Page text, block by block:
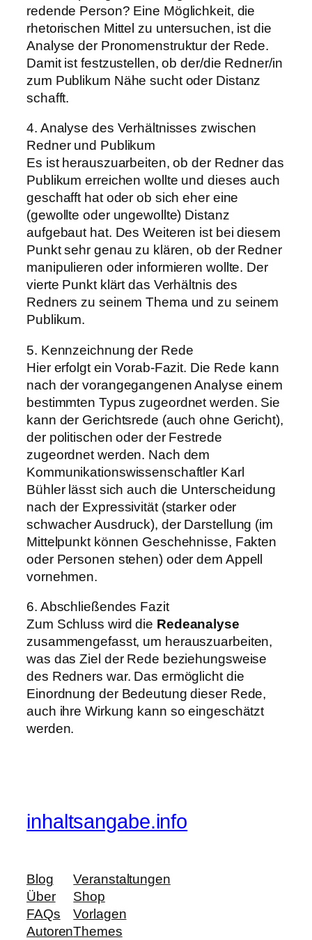
redende Person? Eine Möglichkeit, die
rhetorischen Mittel zu untersuchen, ist die
Analyse der Pronomenstruktur der Rede.
Damit ist festzustellen, ob der/die Redner/in
zum Publikum Nähe sucht oder Distanz
schafft.
4. Analyse des Verhältnisses zwischen
Redner und Publikum
Es ist herauszuarbeiten, ob der Redner das
Publikum erreichen wollte und dieses auch
geschafft hat oder ob sich eher eine
(gewollte oder ungewollte) Distanz
aufgebaut hat. Des Weiteren ist bei diesem
Punkt sehr genau zu klären, ob der Redner
manipulieren oder informieren wollte. Der
vierte Punkt klärt das Verhältnis des
Redners zu seinem Thema und zu seinem
Publikum.
5. Kennzeichnung der Rede
Hier erfolgt ein Vorab-Fazit. Die Rede kann
nach der vorangegangenen Analyse einem
bestimmten Typus zugeordnet werden. Sie
kann der Gerichtsrede (auch ohne Gericht),
der politischen oder der Festrede
zugeordnet werden. Nach dem
Kommunikationswissenschaftler Karl
Bühler lässt sich auch die Unterscheidung
nach der Expressivität (starker oder
schwacher Ausdruck), der Darstellung (im
Mittelpunkt können Geschehnisse, Fakten
oder Personen stehen) oder dem Appell
vornehmen.
6. Abschließendes Fazit
Zum Schluss wird die Redeanalyse
zusammengefasst, um herauszuarbeiten,
was das Ziel der Rede beziehungsweise
des Redners war. Das ermöglicht die
Einordnung der Bedeutung dieser Rede,
auch ihre Wirkung kann so eingeschätzt
werden.
inhaltsangabe.info
Blog
Über
FAQs
Autoren
Veranstaltungen
Shop
Vorlagen
Themes